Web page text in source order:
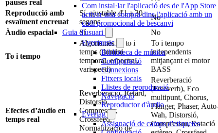
Com instal·lar l'aplicació des de l'App Store
activar una compra dins l'aplicació amb un
codi promocional de bescanvi
Guia d'usuari
Evermusic
Biblioteca de música
Configuració
Connexions
Fitxers locals
Llistes de reproducció
Navegació
Reproductor d'àudio
Evertag
Assignació de camps d'etiquetes
pauses real
Reproducció amb
esvaïment encreuat
Sí, ajustable d'1 a 30
segons
No
Àudio espacial
Sí No
To i tempo
Algorismes de to i
temps (domini
temporal, espectral,
varispeed)
To i tempo
independents
mitjançant el motor
BASS
Efectes d’àudio en
temps real
Reverberació, Retard,
Distorsió,
Compressor,
Crossfeed,
Normalització de
Reverberació
(Freeverb), Eco
multipunt, Chorus,
Flanger, Phaser,
Wah, Distorsió,
Compressor, Rotació